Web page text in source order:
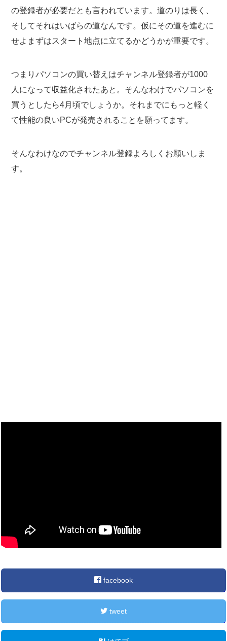
の登録者が必要だとも言われています。道のりは長く、
そしてそれはいばらの道なんです。仮にその道を進むに
せよまずはスタート地点に立てるかどうかが重要です。
つまりパソコンの買い替えはチャンネル登録者が1000
人になって収益化されたあと。そんなわけでパソコンを
買うとしたら4月頃でしょうか。それまでにもっと軽く
て性能の良いPCが発売されることを願ってます。
そんなわけなのでチャンネル登録よろしくお願いしま
す。
facebook
tweet